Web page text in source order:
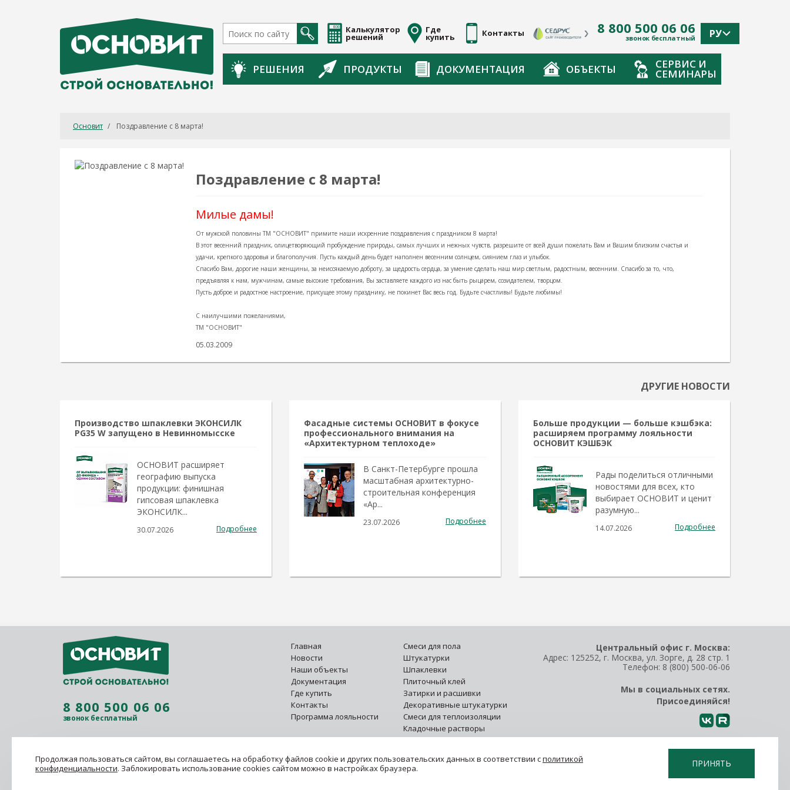
Калькулятор
решений
Где
купить Контакты 8 800 500 06 06
звонок бесплатный РУ
РЕШЕНИЯ ПРОДУКТЫ ДОКУМЕНТАЦИЯ ОБЪЕКТЫ СЕРВИС И
СЕМИНАРЫ
Основит / Поздравление с 8 марта!
Поздравление с 8 марта!
Милые дамы!
От мужской половины ТМ "ОСНОВИТ" примите наши искренние поздравления с праздником 8 марта!
В этот весенний праздник, олицетворяющий пробуждение природы, самых лучших и нежных чувств, разрешите от всей души пожелать Вам и Вашим близким счастья и
удачи, крепкого здоровья и благополучия. Пусть каждый день будет наполнен весенним солнцем, сиянием глаз и улыбок.
Спасибо Вам, дорогие наши женщины, за неиссякаемую доброту, за щедрость сердца, за умение сделать наш мир светлым, радостным, весенним. Спасибо за то, что,
предъявляя к нам, мужчинам, самые высокие требования, Вы заставляете каждого из нас быть рыцарем, созидателем, творцом.
Пусть доброе и радостное настроение, присущее этому празднику, не покинет Вас весь год. Будьте счастливы! Будьте любимы!
С наилучшими пожеланиями,
ТМ "ОСНОВИТ"
05.03.2009
ДРУГИЕ НОВОСТИ
Производство шпаклевки ЭКОНСИЛК
PG35 W запущено в Невинномысске
ОСНОВИТ расширяет
географию выпуска
продукции: финишная
гипсовая шпаклевка
ЭКОНСИЛК...
30.07.2026 Подробнее
Фасадные системы ОСНОВИТ в фокусе
профессионального внимания на
«Архитектурном теплоходе»
В Санкт-Петербурге прошла
масштабная архитектурно-
строительная конференция
«Ар...
23.07.2026 Подробнее
Больше продукции — больше кэшбэка:
расширяем программу лояльности
ОСНОВИТ КЭШБЭК
Рады поделиться отличными
новостями для всех, кто
выбирает ОСНОВИТ и ценит
разумную...
14.07.2026 Подробнее
Главная
Новости
Наши объекты
Документация
Где купить
Контакты
Программа лояльности
Смеси для пола
Штукатурки
Шпаклевки
Плиточный клей
Затирки и расшивки
Декоративные штукатурки
Смеси для теплоизоляции
Кладочные растворы
Монтажные смеси
Специальные растворы
Грунтовки
8 800 500 06 06
звонок бесплатный
Центральный офис г. Москва:
Адрес: 125252, г. Москва, ул. Зорге, д. 28 стр. 1
Телефон: 8 (800) 500-06-06
Мы в социальных сетях.
Присоединяйся!
Политика конфиденциальности
Продолжая пользоваться сайтом, вы соглашаетесь на обработку файлов cookie и других пользовательских данных в соответствии сполитикой
конфиденциальности. Заблокировать использование cookies сайтом можно в настройках браузера. ПРИНЯТЬ